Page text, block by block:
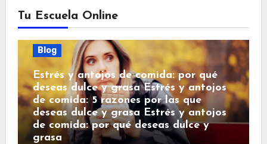
Tu Escuela Online
Blog
Estrés y antojos de comida: por qué
deseas dulce y grasa Estrés y antojos
de comida: 5 razones por las que
deseas dulce y grasa Estrés y antojos
de comida: por qué deseas dulce y
grasa